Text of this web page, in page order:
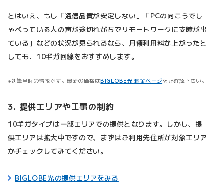
とはいえ、もし「通信品質が安定しない」「PCの向こうでし
ゃべっている人の声が途切れがちでリモートワークに支障が出
ている」などの状況が見られるなら、月額利用料が上がったと
しても、10ギガ回線をおすすめします。
執筆当時の情報です。最新の価格はBIGLOBE光 料金ページをご確認下さい。
3. 提供エリアや工事の制約
10ギガタイプは一部エリアでの提供となります。しかし、提
供エリアは拡大中ですので、まずはご利用先住所が対象エリア
かチェックしてみてください。
BIGLOBE光の提供エリアをみる